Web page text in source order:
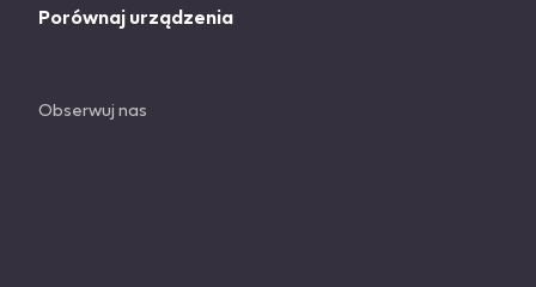
Porównaj urządzenia
Obserwuj nas